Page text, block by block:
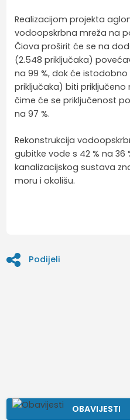
Realizacijom projekta
vodoopskrbna mreža na
Čiova proširit će se na
(2.548 priključaka)
na 99 %, dok će istodobno
priključaka) biti priključeno
čime će se priključenost
na 97 %.
Rekonstrukcija
gubitke vode s 42 % na 36
kanalizacijskog sustava
moru i okolišu.
Podijeli
OBAVIJESTI